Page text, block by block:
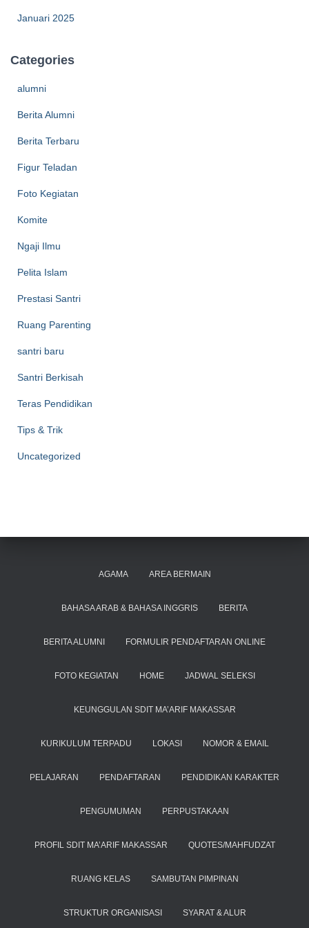
Januari 2025
Categories
alumni
Berita Alumni
Berita Terbaru
Figur Teladan
Foto Kegiatan
Komite
Ngaji Ilmu
Pelita Islam
Prestasi Santri
Ruang Parenting
santri baru
Santri Berkisah
Teras Pendidikan
Tips & Trik
Uncategorized
AGAMA AREA BERMAIN
BAHASA ARAB & BAHASA INGGRIS BERITA
BERITA ALUMNI FORMULIR PENDAFTARAN ONLINE
FOTO KEGIATAN HOME JADWAL SELEKSI
KEUNGGULAN SDIT MA’ARIF MAKASSAR
KURIKULUM TERPADU LOKASI NOMOR & EMAIL
PELAJARAN PENDAFTARAN PENDIDIKAN KARAKTER
PENGUMUMAN PERPUSTAKAAN
PROFIL SDIT MA’ARIF MAKASSAR QUOTES/MAHFUDZAT
RUANG KELAS SAMBUTAN PIMPINAN
STRUKTUR ORGANISASI SYARAT & ALUR